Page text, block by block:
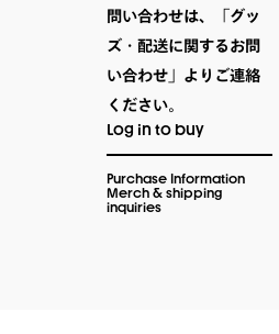
問い合わせは、「グッ
ズ・配送に関するお問
い合わせ」よりご連絡
ください。
Log in to buy
Purchase Information
Merch & shipping
inquiries